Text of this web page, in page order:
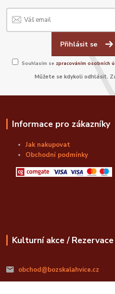
Přihlásit se
Souhlasím se zpracováním osobních
Můžete se kdykoli odhlásit.
Informace pro zákazníky
Jak nakupovat
Obchodní podmínky
Kulturní akce /
obchod@bozskalahvice.cz